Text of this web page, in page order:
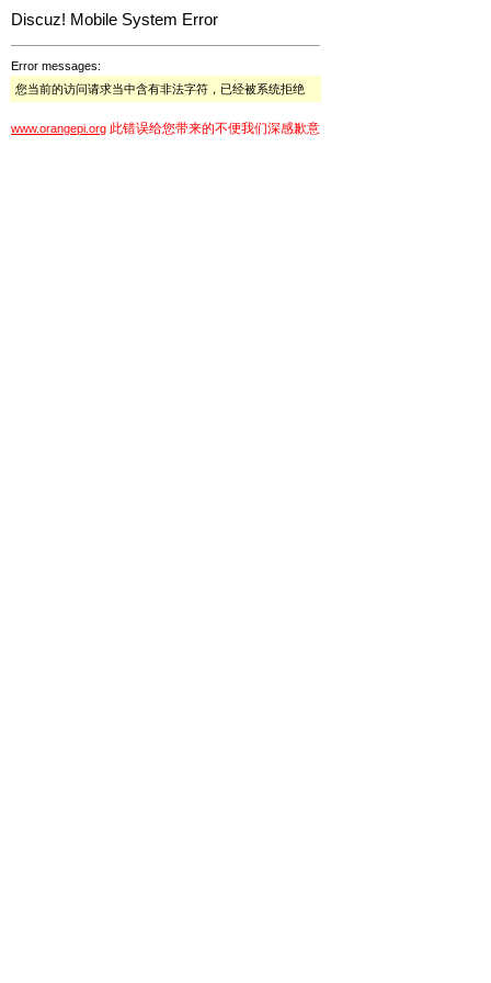
Discuz! Mobile System Error
Error messages:
您当前的访问请求当中含有非法字符，已经被系统拒绝
www.orangepi.org 此错误给您带来的不便我们深感歉意